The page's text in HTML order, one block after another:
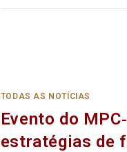
TODAS AS NOTÍCIAS
Evento do
estratégias de